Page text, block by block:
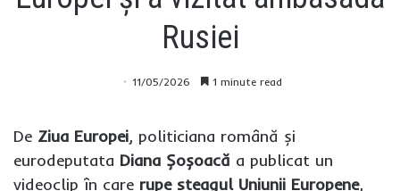
Rusiei
11/05/2026 1 minute read
De Ziua Europei, politiciana română și
eurodeputata Diana Șoșoacă a publicat un
videoclip în care rupe steagul Uniunii Europene,